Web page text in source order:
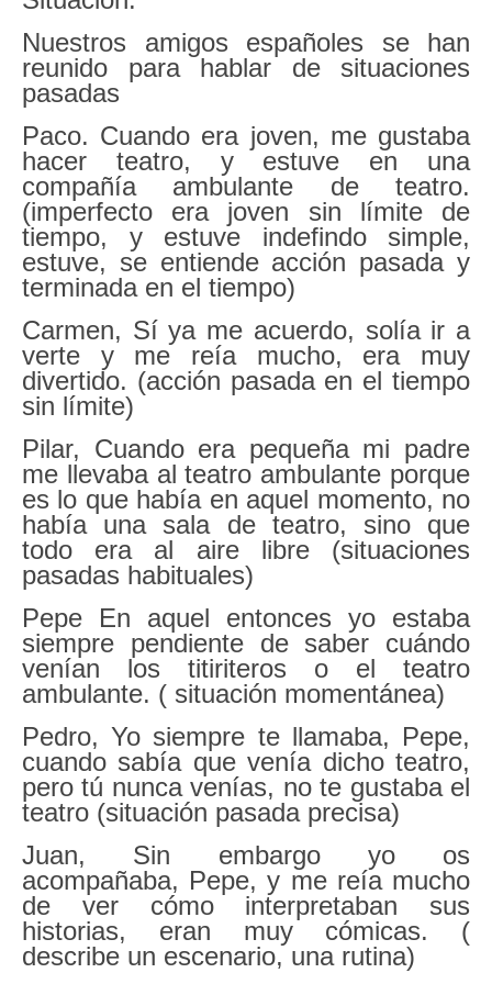
Nuestros amigos españoles se han
reunido para hablar de situaciones
pasadas
Paco. Cuando era joven, me gustaba
hacer teatro, y estuve en una
compañía ambulante de teatro.
(imperfecto era joven sin límite de
tiempo, y estuve indefindo simple,
estuve, se entiende acción pasada y
terminada en el tiempo)
Carmen, Sí ya me acuerdo, solía ir a
verte y me reía mucho, era muy
divertido. (acción pasada en el tiempo
sin límite)
Pilar, Cuando era pequeña mi padre
me llevaba al teatro ambulante porque
es lo que había en aquel momento, no
había una sala de teatro, sino que
todo era al aire libre (situaciones
pasadas habituales)
Pepe En aquel entonces yo estaba
siempre pendiente de saber cuándo
venían los titiriteros o el teatro
ambulante. ( situación momentánea)
Pedro, Yo siempre te llamaba, Pepe,
cuando sabía que venía dicho teatro,
pero tú nunca venías, no te gustaba el
teatro (situación pasada precisa)
Juan, Sin embargo yo os
acompañaba, Pepe, y me reía mucho
de ver cómo interpretaban sus
historias, eran muy cómicas. (
describe un escenario, una rutina)